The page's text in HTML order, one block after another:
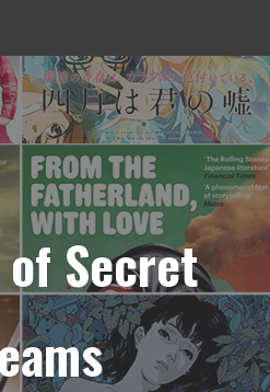
Secret